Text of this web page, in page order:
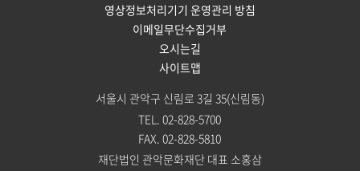
영상정보처리기기 운영관리 방침
이메일무단수집거부
오시는길
사이트맵
서울시 관악구 신림로 3길 35(신림동)
TEL. 02-828-5700
FAX. 02-828-5810
재단법인 관악문화재단 대표 소홍삼